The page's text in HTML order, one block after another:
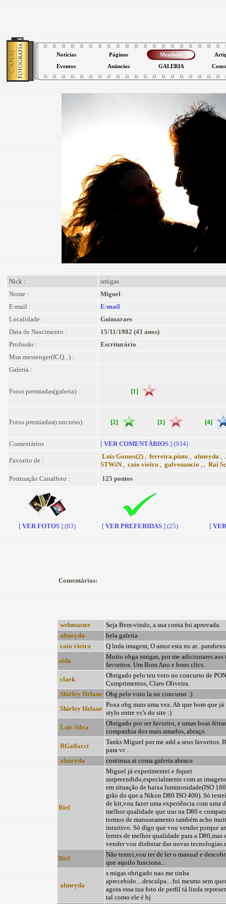
Notícias Páginas Membros
Eventos Anúncios GALERIA
Nick :
smigas
Nome :
Miguel
E-mail :
E-mail
Localidade :
Guimaraes
Data de Nascimento :
15/11/1982 (43 anos)
Profissão :
Escriturário
Msn messenger(ICQ...) :
Galeria :
Fotos premiadas(galeria) : [1]
Fotos premiadas(concurso) : [2] [1] [4]
Comentários : [ VER COMENTÁRIOS ] (934)
Favorito de :
Luís Gomes(2) , ferreira.pinto , almeyda ,
STWiN, caio vieira , galvenancio , , Rai
Pontuação Canalfoto :
125 pontos
[VER FOTOS ] (83) [VER PREFERIDAS ] (25) [
Comentários:
webmaster
Seja Bem-vindo, a sua conta foi aprovada.
almeyda
bela galeria
caio vieira
Q lnda imagem, O amor esta no ar...parabens
alda
Muito obga smigas, por me adicionares aos
favoritos. Um Bom Ano e bons clics.
clark
Obrigado pelo teu voto no concurso de
Cumprimentos, Claro Oliveira.
Shirley Helane Obg pelo voto la no concurso :)
Shirley Helane
Poxa obg mais uma vez. Ah que bom que
stylo entre vc's do site :)
Luis Silva
Obrigado por ser favorito, e umas boas
companhia dos mais amados, abraço.
RGallacci
Tanks Miguel por me add a seus favoritos.
para vc .
almeyda
continua ai coma galeria abraco
Biel
Miguel já experimentei e fiquei
surpreendido,especialmente com as
em situação de baixa luminosidade(ISO
grão do que a Nikon D80 ISO 400). Só
de kit,vou fazer uma experiência com uma
melhor qualidade que uso na D80 e
termos de manuseamento também acho
intuitivo. Só digo que vou vender porque
lentes de melhor qualidade para a D80,mas
vender vou disfrutar das novas
Biel
Não tentei,vou ter de ler o manual e
que aquilo funciona...
almeyda
s migas obrigado nao me tinha
aprecebido....desculpa....foi mesmo sem
agora essa tua foto de perfil tá linda
tal como ele é bj